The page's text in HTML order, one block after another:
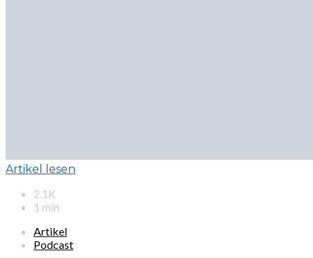
Artikel lesen
2.1K
1 min
Artikel
Podcast